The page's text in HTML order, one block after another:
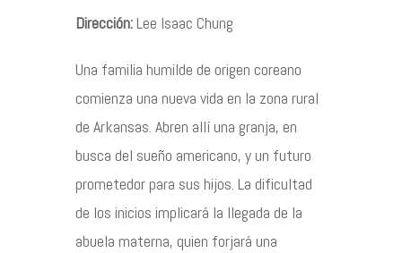
Dirección: Lee Isaac Chung
Una familia humilde de origen coreano
comienza una nueva vida en la zona rural
de Arkansas. Abren allí una granja, en
busca del sueño americano, y un futuro
prometedor para sus hijos. La dificultad
de los inicios implicará la llegada de la
abuela materna, quien forjará una
©2026 COPYRIGHT FLOTHEMES